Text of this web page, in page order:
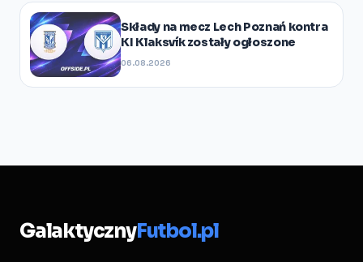
Składy na mecz Lech Poznań kontra
KI Klaksvík zostały ogłoszone
06.08.2026
GalaktycznyFutbol.pl